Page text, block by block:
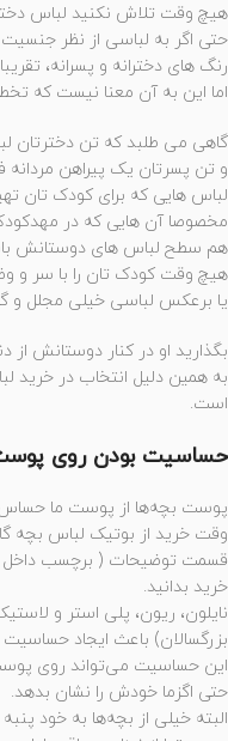
هیچ وقت تلاش نکنید لباس
حتی اگر به لباسی از نظر
رنگ های دخترانه و پسرانه،
اما این به آن معنا نیست که
گاهی می طلبد که تن دخترتان
و تن پسرتان یک پیراهن مردانه
لباس هایی که برای کودک تان
مخصوصا آن هایی که در
هم سطح لباس های دوستانش
هیچ وقت کودک تان را با سر و
یا برعکس لباسی خیلی مجلل و
بگذارید او در کنار دوستانش از
به همین دلیل انتخاب در
است.
حساسیت بودن روی
پوست بچه‌ها از پوست ما
وقت خرید از بوتیک لباس بچه
قسمت توضیحات ( برچسب داخل
خرید بدانید.
نایلون، ریون، پلی استر و
بزرگسالان) باعث ایجاد
این حساسیت می‌تواند روی
حتی اگزما خودش را نشان بدهد.
البته خیلی از بچه‌ها به خود